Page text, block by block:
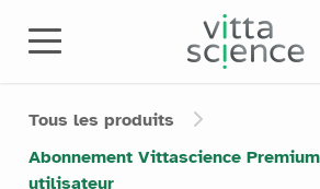
Tous les produits
Abonnement Vittascience
utilisateur